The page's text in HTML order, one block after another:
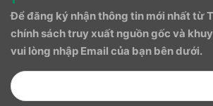
Để đăng ký nhận thông tin mới nhất từ
chính sách truy xuất nguồn gốc và
vui lòng nhập Email của bạn bên dưới.